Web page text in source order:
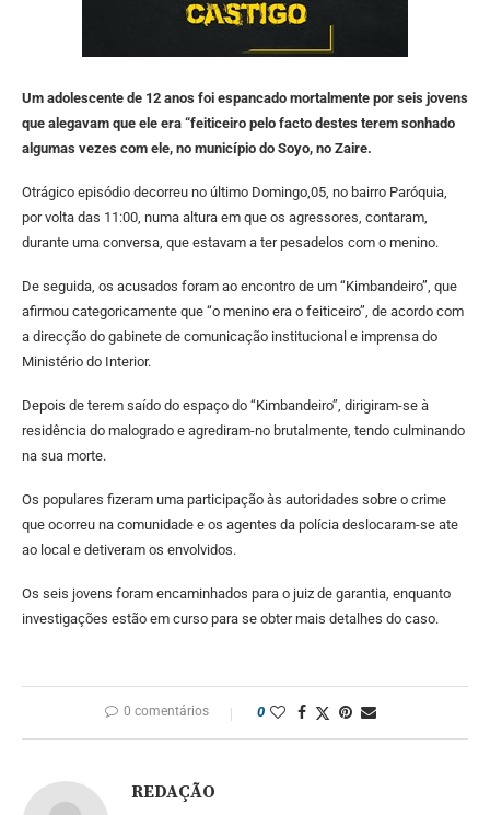
Um adolescente de 12 anos foi espancado mortalmente por seis jovens
que alegavam que ele era “feiticeiro pelo facto destes terem sonhado
algumas vezes com ele, no município do Soyo, no Zaire.
Otrágico episódio decorreu no último Domingo,05, no bairro Paróquia,
por volta das 11:00, numa altura em que os agressores, contaram,
durante uma conversa, que estavam a ter pesadelos com o menino.
De seguida, os acusados foram ao encontro de um “Kimbandeiro”, que
afirmou categoricamente que “o menino era o feiticeiro”, de acordo com
a direcção do gabinete de comunicação institucional e imprensa do
Ministério do Interior.
Depois de terem saído do espaço do “Kimbandeiro”, dirigiram-se à
residência do malogrado e agrediram-no brutalmente, tendo culminando
na sua morte.
Os populares fizeram uma participação às autoridades sobre o crime
que ocorreu na comunidade e os agentes da polícia deslocaram-se ate
ao local e detiveram os envolvidos.
Os seis jovens foram encaminhados para o juiz de garantia, enquanto
investigações estão em curso para se obter mais detalhes do caso.
0 comentários 0
REDAÇÃO